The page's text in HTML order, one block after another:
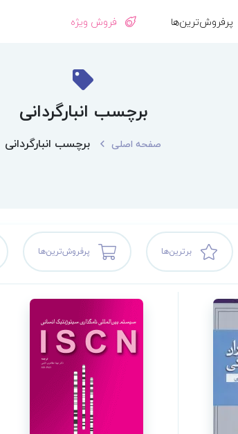
پرفروش‌ترین‌ها فروش ویژه
برچسب انبارگردانی
صفحه اصلی برچسب انبارگردانی
برترین‌ها پرفروش‌ترین‌ها